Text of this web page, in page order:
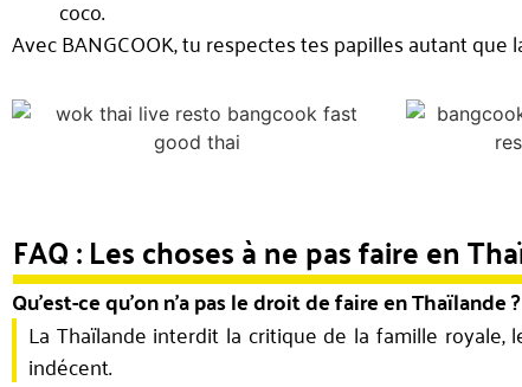
coco.
Avec BANGCOOK, tu respectes tes papilles autant que
FAQ : Les choses à ne pas faire en
Qu’est-ce qu’on n’a pas le droit de faire en Thaïlande ?
La Thaïlande interdit la critique de la famille
indécent.